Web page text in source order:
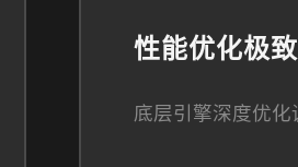
性能优化极致
底层引擎深度优化